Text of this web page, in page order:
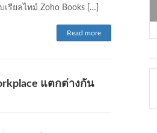
รียลไทม์ Zoho Books […]
Read more
แตกต่างกัน